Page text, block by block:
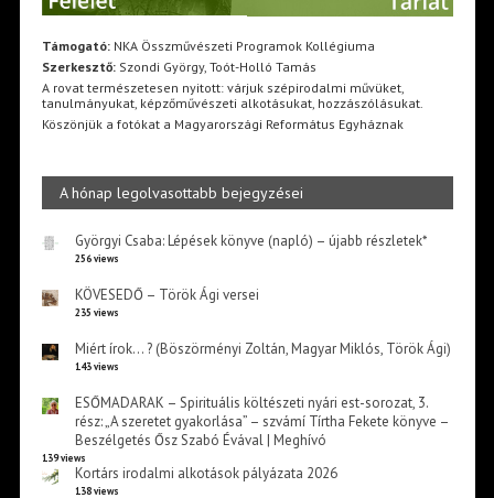
Támogató:NKA Összművészeti Programok Kollégiuma
Szerkesztő:Szondi György, Toót-Holló Tamás
A rovat természetesen nyitott: várjuk szépirodalmi művüket,
tanulmányukat, képzőművészeti alkotásukat, hozzászólásukat.
Köszönjük a fotókat a Magyarországi Református Egyháznak
A hónap legolvasottabb bejegyzései
Györgyi Csaba: Lépések könyve (napló) – újabb részletek*
256 views
KÖVESEDŐ – Török Ági versei
235 views
Miért írok… ? (Böszörményi Zoltán, Magyar Miklós, Török Ági)
143 views
ESŐMADARAK – Spirituális költészeti nyári est-sorozat, 3.
rész: „A szeretet gyakorlása” – szvámí Tírtha Fekete könyve –
Beszélgetés Ősz Szabó Évával | Meghívó
139 views
Kortárs irodalmi alkotások pályázata 2026
138 views